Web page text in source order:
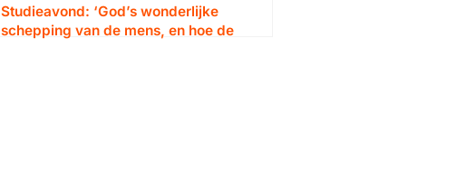
Studieavond: ‘God’s wonderlijke
schepping van de mens, en hoe de